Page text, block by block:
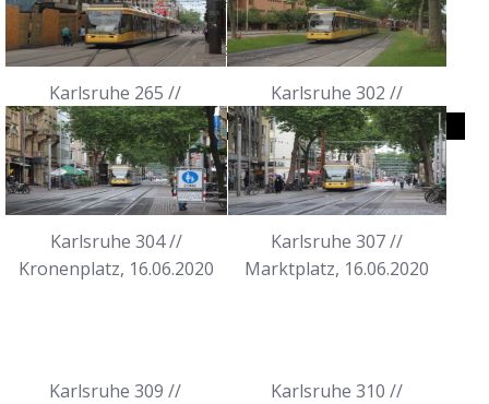
Bombardier)
15 Fahrzeuge, im Liniendienst
Straßenbahn
Karlsruhe 265 //
Europaplatz, 16.06.2020
Karlsruhe 302 //
Rüppurrer Tor, 16.06.2020
Karlsruhe 304 //
Kronenplatz, 16.06.2020
Karlsruhe 307 //
Marktplatz, 16.06.2020
Karlsruhe 309 //
Karlsruhe 310 //